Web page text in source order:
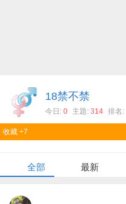
收藏 +7
18禁不禁
今日: 0 主題: 314 排名:
全部 最新